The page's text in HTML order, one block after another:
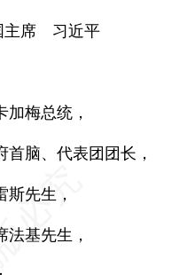
主席 习近平
梅总统，
脑、代表团团长，
先生，
基先生，